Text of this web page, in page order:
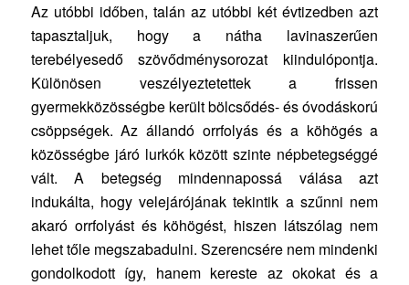
Az utóbbi időben, talán az utóbbi két évtizedben azt
tapasztaljuk, hogy a nátha lavinaszerűen
terebélyesedő szövődménysorozat kiindulópontja.
Különösen veszélyeztetettek a frissen
gyermekközösségbe került bölcsődés- és óvodáskorú
csöppségek. Az állandó orrfolyás és a köhögés a
közösségbe járó lurkók között szinte népbetegséggé
vált. A betegség mindennapossá válása azt
indukálta, hogy velejárójának tekintik a szűnni nem
akaró orrfolyást és köhögést, hiszen látszólag nem
lehet tőle megszabadulni. Szerencsére nem mindenki
gondolkodott így, hanem kereste az okokat és a